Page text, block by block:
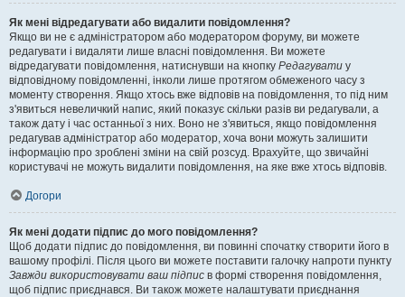
Як мені відредагувати або видалити повідомлення?
Якщо ви не є адміністратором або модератором форуму, ви можете
редагувати і видаляти лише власні повідомлення. Ви можете
відредагувати повідомлення, натиснувши на кнопку Редагувати у
відповідному повідомленні, інколи лише протягом обмеженого часу з
моменту створення. Якщо хтось вже відповів на повідомлення, то під ним
з'явиться невеличкий напис, який показує скільки разів ви редагували, а
також дату і час останньої з них. Воно не з'явиться, якщо повідомлення
редагував адміністратор або модератор, хоча вони можуть залишити
інформацію про зроблені зміни на свій розсуд. Врахуйте, що звичайні
користувачі не можуть видалити повідомлення, на яке вже хтось відповів.
Догори
Як мені додати підпис до мого повідомлення?
Щоб додати підпис до повідомлення, ви повинні спочатку створити його в
вашому профілі. Після цього ви можете поставити галочку напроти пункту
Завжди використовувати ваш підпис в формі створення повідомлення,
щоб підпис приєднався. Ви також можете налаштувати приєднання